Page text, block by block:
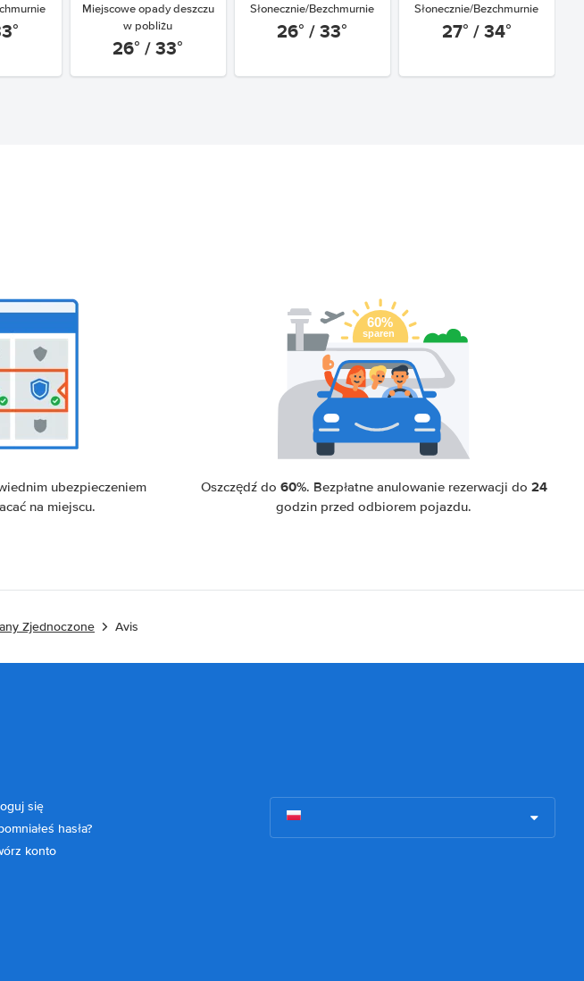
Miejscowe opady deszczu
w pobliżu
26° / 33°
Słonecznie/Bezchmurnie
26° / 33°
Słonecznie/Bezchmurnie
27° / 34°
ubezpieczeniem
na miejscu.
Oszczędź do 60%. Bezpłatne anulowanie rezerwacji do 24
godzin przed odbiorem pojazdu.
Zjednoczone Avis
się
hasła?
konto